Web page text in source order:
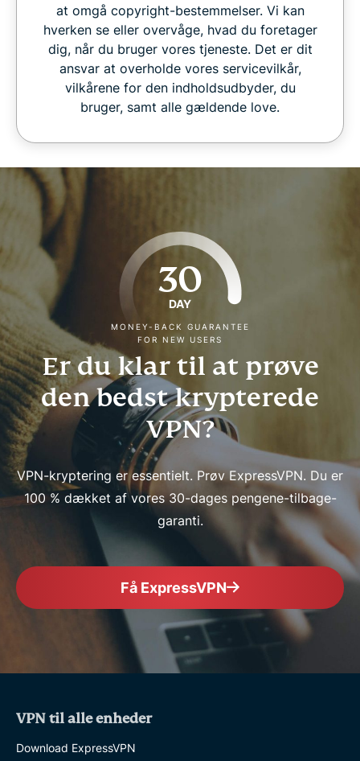
at omgå copyright-bestemmelser. Vi kan
hverken se eller overvåge, hvad du foretager
dig, når du bruger vores tjeneste. Det er dit
ansvar at overholde vores servicevilkår,
vilkårene for den indholdsudbyder, du
bruger, samt alle gældende love.
30
DAY
MONEY-BACK GUARANTEE
FOR NEW USERS
Er du klar til at prøve
den bedst krypterede
VPN?
VPN-kryptering er essentielt. Prøv ExpressVPN. Du er
100 % dækket af vores 30-dages pengene-tilbage-
garanti.
Få ExpressVPN
VPN til alle enheder
Download ExpressVPN